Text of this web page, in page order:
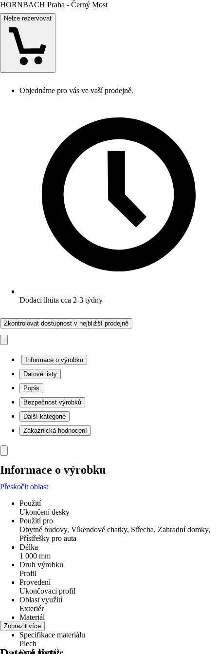
HORNBACH Praha - Černý Most
Nelze rezervovat
Objednáme pro vás ve vaší prodejně.
Dodací lhůta cca 2-3 týdny
Zkontrolovat dostupnost v nejbližší prodejně
Informace o výrobku
Datové listy
Popis
Bezpečnost výrobků
Další kategorie
Zákaznická hodnocení
Informace o výrobku
Přeskočit oblast
Použití
Ukončení desky
Použití pro
Obytné budovy, Víkendové chatky, Střecha, Zahradní domky,
Přístřešky pro auta
Délka
1 000 mm
Druh výrobku
Profil
Provedení
Ukončovací profil
Oblast využití
Exteriér
Materiál
Kov
Specifikace materiálu
Plech
Druh montáže
Zobrazit více